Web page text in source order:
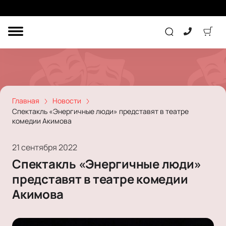
ДРУГОЕ
ПОДАРОЧНЫЕ
Экскурсия
Сертификат
Концерт
Классика
Оркестр
Детям
Детский спектакль
Театр
Главная
Новости
Спектакль «Энергичные люди» представят в театре
комедии Акимова
21 сентября 2022
Спектакль «Энергичные люди»
представят в театре комедии
Акимова